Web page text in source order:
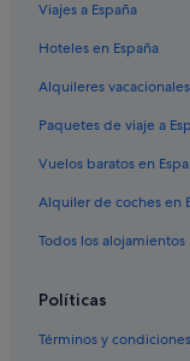
Apartamentos en
Pensiones en Covas
Chalets en Viveiro
Viajes a España
Hoteles en España
Alquileres
Paquetes de viaje a
Vuelos baratos en
Alquiler de coches en
Todos los alojamientos
Políticas
Términos y